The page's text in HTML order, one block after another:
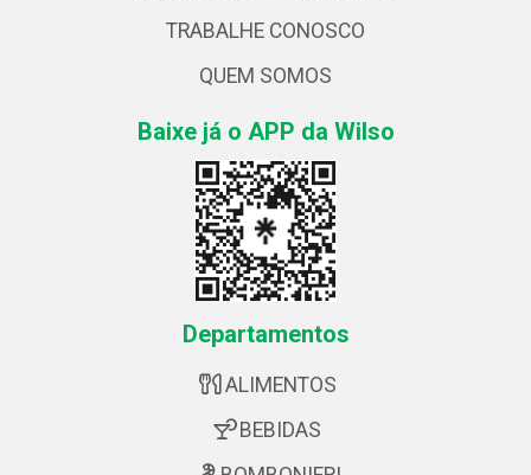
TRABALHE CONOSCO
QUEM SOMOS
Baixe já o APP da Wilso
Departamentos
ALIMENTOS
BEBIDAS